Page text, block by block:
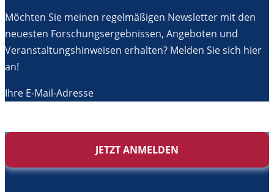
Möchten Sie meinen regelmäßigen Newsletter mit den
neuesten Forschungsergebnissen, Angeboten und
Veranstaltungshinweisen erhalten? Melden Sie sich hier
an!
Ihre E-Mail-Adresse
JETZT ANMELDEN